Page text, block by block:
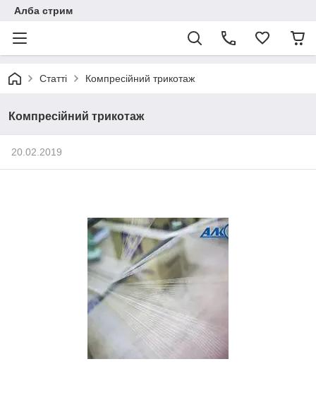
Алба стрим
Статті Компресійний трикотаж
Компресійний трикотаж
20.02.2019